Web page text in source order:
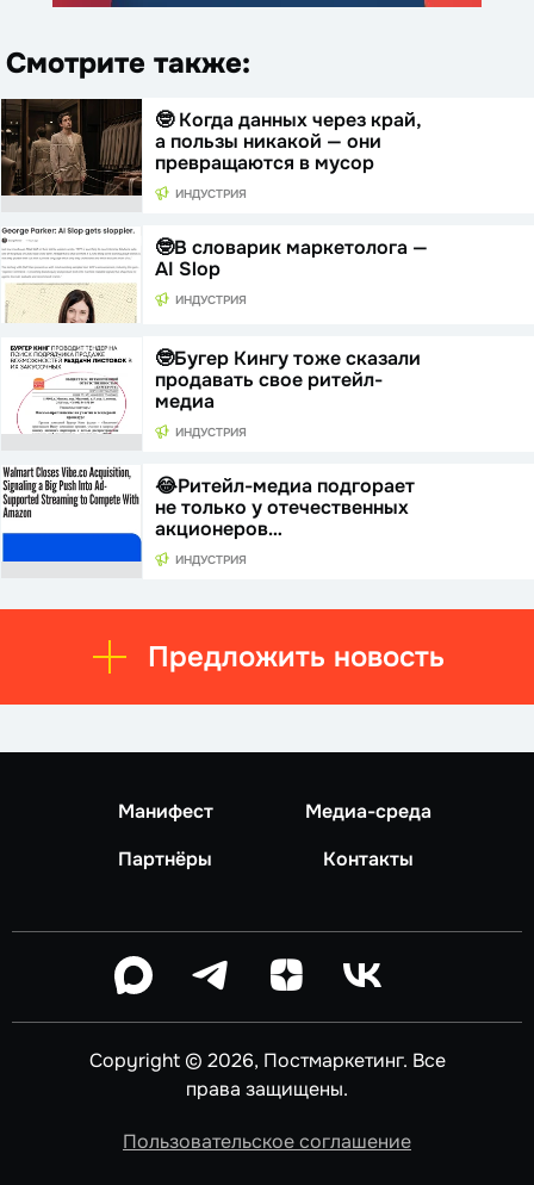
Смотрите также:
🤓 Когда данных через край,
а пользы никакой — они
превращаются в мусор
ИНДУСТРИЯ
🤓В словарик маркетолога —
AI Slop
ИНДУСТРИЯ
🤓Бугер Кингу тоже сказали
продавать свое ритейл-
медиа
ИНДУСТРИЯ
😂Ритейл-медиа подгорает
не только у отечественных
акционеров…
ИНДУСТРИЯ
Предложить новость
Манифест
Медиа-среда
Партнёры
Контакты
Copyright © 2026, Постмаркетинг. Все
права защищены.
Пользовательское соглашение